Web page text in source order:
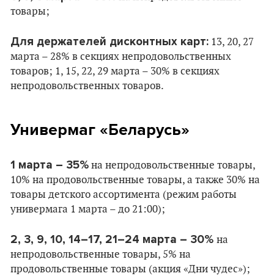
товары;
Для держателей дисконтных карт: 13, 20, 27
марта – 28% в секциях непродовольственных
товаров; 1, 15, 22, 29 марта – 30% в секциях
непродовольственных товаров.
Универмаг «Беларусь»
1 марта – 35% на непродовольственные товары,
10% на продовольственные товары, а также 30% на
товары детского ассортимента (режим работы
универмага 1 марта – до 21:00);
2, 3, 9, 10, 14–17, 21–24 марта – 30% на
непродовольственные товары, 5% на
продовольственные товары (акция «Дни чудес»);